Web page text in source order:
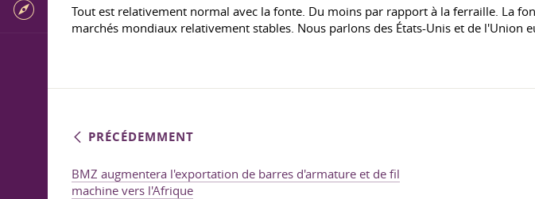
Tout est relativement normal avec la fonte. Du moins par rapport à la ferraille. La
marchés mondiaux relativement stables. Nous parlons des États-Unis et de l'Union
PRÉCÉDEMMENT
BMZ augmentera l'exportation de barres d'armature et de fil
machine vers l'Afrique